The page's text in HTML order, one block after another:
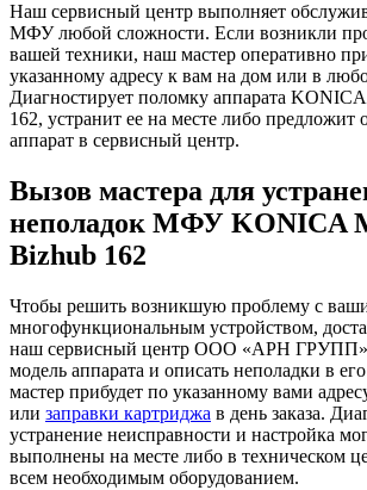
Наш сервисный центр выполняет
МФУ любой сложности. Если возникли
вашей техники, наш мастер оперативно
указанному адресу к вам на дом или в
Диагностирует поломку аппарата
162, устранит ее на месте либо предложит
аппарат в сервисный центр.
Вызов мастера для
неполадок МФУ KONICA
Bizhub 162
Чтобы решить возникшую проблему с
многофункциональным устройством,
наш сервисный центр ООО «АРН ГРУПП»,
модель аппарата и описать неполадки в
мастер прибудет по указанному вами
или заправки картриджа в день заказа.
устранение неисправности и настройка
выполнены на месте либо в техническом
всем необходимым оборудованием.